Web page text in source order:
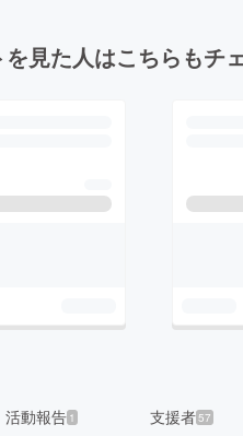
見た人はこちらもチ
活動報告 1 支援者57